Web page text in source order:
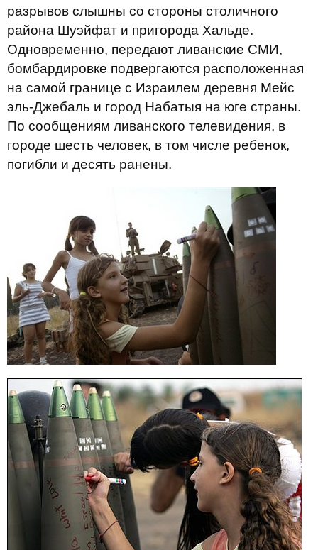
разрывов слышны со стороны столичного
района Шуэйфат и пригорода Хальде.
Одновременно, передают ливанские СМИ,
бомбардировке подвергаются расположенная
на самой границе с Израилем деревня Мейс
эль-Джебаль и город Набатыя на юге страны.
По сообщениям ливанского телевидения, в
городе шесть человек, в том числе ребенок,
погибли и десять ранены.